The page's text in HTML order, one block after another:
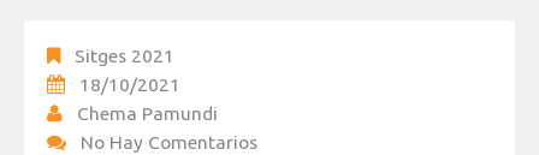
Sitges 2021
18/10/2021
Chema Pamundi
No Hay Comentarios